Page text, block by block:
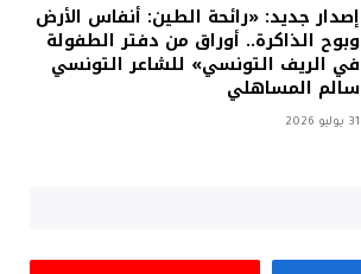
إصدار جديد: «رائحة الطين: أنفاس الأرض
وبوح الذاكرة.. أوراق من دفتر الطفولة
في الريف التونسي» للشاعر التونسي
سالم المساهلي
31 يوليو 2026